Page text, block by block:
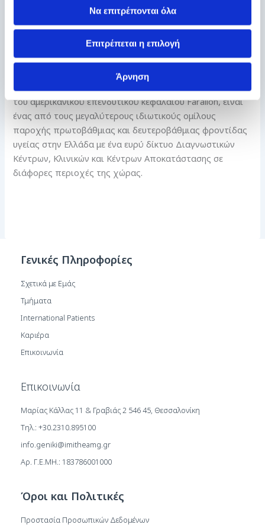
Να επιτρέπονται όλα
Επιτρέπεται η επιλογή
Άρνηση
προσπαθώντας να είναι χρήσιμη και αποτελεσματική
απέναντι στην κοινωνία και τις ανάγκες της, δίνοντας το
παρών και προσφέροντας τις υπηρεσίες της, χωρίς να
συνυπολογίζει το κόστος.
Ο όμιλος Euromedica, που λειτουργεί με την υποστήριξη
του αμερικανικού επενδυτικού κεφαλαίου Farallon, είναι
ένας από τους μεγαλύτερους ιδιωτικούς ομίλους
παροχής πρωτοβάθμιας και δευτεροβάθμιας φροντίδας
υγείας στην Ελλάδα με ένα ευρύ δίκτυο Διαγνωστικών
Κέντρων, Κλινικών και Κέντρων Αποκατάστασης σε
διάφορες περιοχές της χώρας.
Γενικές Πληροφορίες
Σχετικά με Εμάς
Τμήματα
International Patients
Καριέρα
Επικοινωνία
Επικοινωνία
Μαρίας Κάλλας 11 & Γραβιάς 2 546 45, Θεσσαλονίκη
Τηλ.: +30.2310.895100
info.geniki@imitheamg.gr
Αρ. Γ.Ε.ΜΗ.: 183786001000
Όροι και Πολιτικές
Προστασία Προσωπικών Δεδομένων